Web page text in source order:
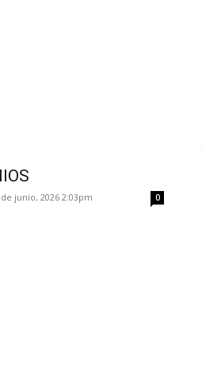
junio, 2026 2:03pm 0